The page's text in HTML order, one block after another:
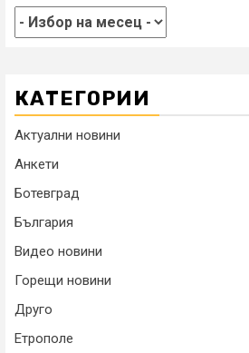
КАТЕГОРИИ
Актуални новини
Анкети
Ботевград
България
Видео новини
Горещи новини
Друго
Етрополе